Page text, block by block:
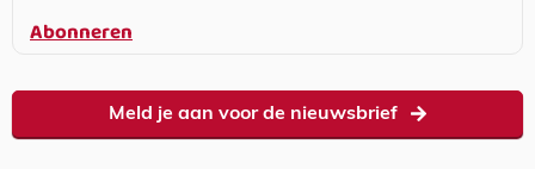
Abonneren
Meld je aan voor de nieuwsbrief